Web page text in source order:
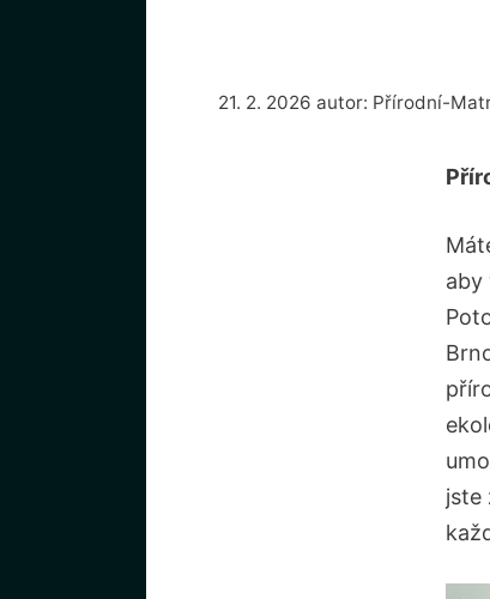
21. 2. 2026 autor: Přírodní-
aby
jste